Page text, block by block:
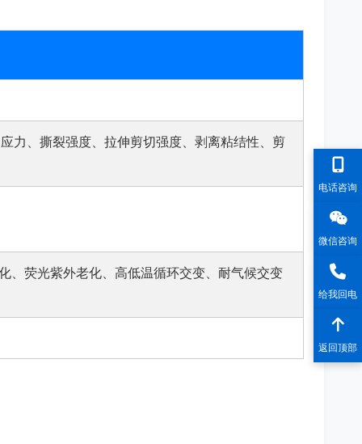
力、撕裂强度、拉伸剪切强度、剥离粘结性、剪
、荧光紫外老化、高低温循环交变、耐气候交变
电话咨询
微信咨询
给我回电
返回顶部